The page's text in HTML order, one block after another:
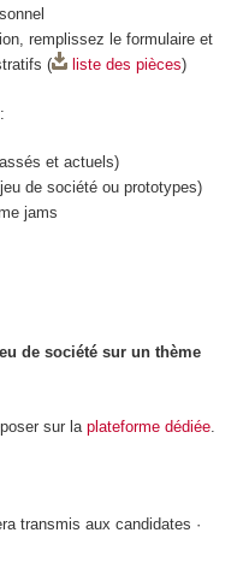
remplissez le formulaire et
(
liste des pièces)
et actuels)
de société ou prototypes)
jams
de société sur un thème
sur la plateforme dédiée.
transmis aux candidates ·